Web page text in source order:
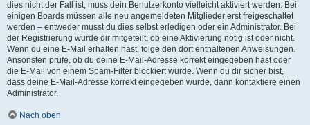
dies nicht der Fall ist, muss dein Benutzerkonto vielleicht aktiviert werden. Bei
einigen Boards müssen alle neu angemeldeten Mitglieder erst freigeschaltet
werden – entweder musst du dies selbst erledigen oder ein Administrator. Bei
der Registrierung wurde dir mitgeteilt, ob eine Aktivierung nötig ist oder nicht.
Wenn du eine E-Mail erhalten hast, folge den dort enthaltenen Anweisungen.
Ansonsten prüfe, ob du deine E-Mail-Adresse korrekt eingegeben hast oder
die E-Mail von einem Spam-Filter blockiert wurde. Wenn du dir sicher bist,
dass deine E-Mail-Adresse korrekt eingegeben wurde, dann kontaktiere einen
Administrator.
Nach oben